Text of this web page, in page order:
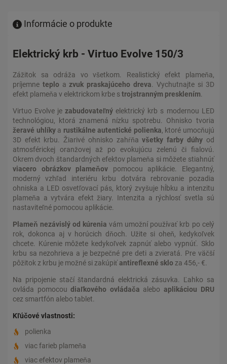
Informácie o produkte
Elektrický krb - Virtuo Evolve 150/3
Zážitok sa odráža vo všetkom. Realistický efekt plameňa,
príjemne teploazvuk praskajúceho dreva . Vychutnajte si 3D
efekt plameňa v elektrickom krbe strojstranným presklením
Virtuo Evolve jezabudovateľný elektrický krb s modernou LED
technológiou, ktorá znamená nízku spotrebu. Ohnisko tvoria
žeravé uhlíkya rustikálne autentické polienka, ktoré umocňujú
3D efekt krbu. Žiarivé ohnisko zahŕňavšetky farby dúhyod
atmosférickej oranžovej až po evokujúcu zelenú či fialovú.
Okrem dvoch štandardných efektov plameňa si môžete stiahnúť
viacero obrázkov plameňov pomocou aplikácie. Elegantný,
moderný vzhľad interiéru krbu dotvára rebrovanie pozadia
ohniska a LED osvetľovací pás, ktorý zvyšuje hĺbku a intenzitu
plameňa a vytvára efekt žiary. Intenzita a rýchlosť svetla sú
nastaviteľné pomocou aplikácie.
Plameň nezávislý od kúrenia vám umožní používať krb po celý
rok, dokonca aj v horúcich dňoch. Užite si oheň, kedykoľvek
chcete. Kúrenie môžete kedykoľvek zapnúť alebo vypnúť. Sklo
krbu sa nezohrieva a je bezpečné pre deti a zvieratá. Pre väčší
pôžitok z krbu je možné si zakúpiťantireflexné sklo za 456,- €.
Na pripojenie stačí štandardná elektrická zásuvka. Ľahko sa
ovláda pomocoudiaľkového ovládača aleboaplikáciou DRU
cez smartfón alebo tablet.
Kľúčové vlastnosti:
polienka
viac farieb plameňa
viac efektov plameňa